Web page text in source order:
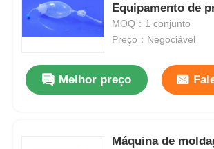
Equipamento de
bolas de pressão
MOQ：1 conjunto
Preço：Negociável
Melhor preço
Máquina de